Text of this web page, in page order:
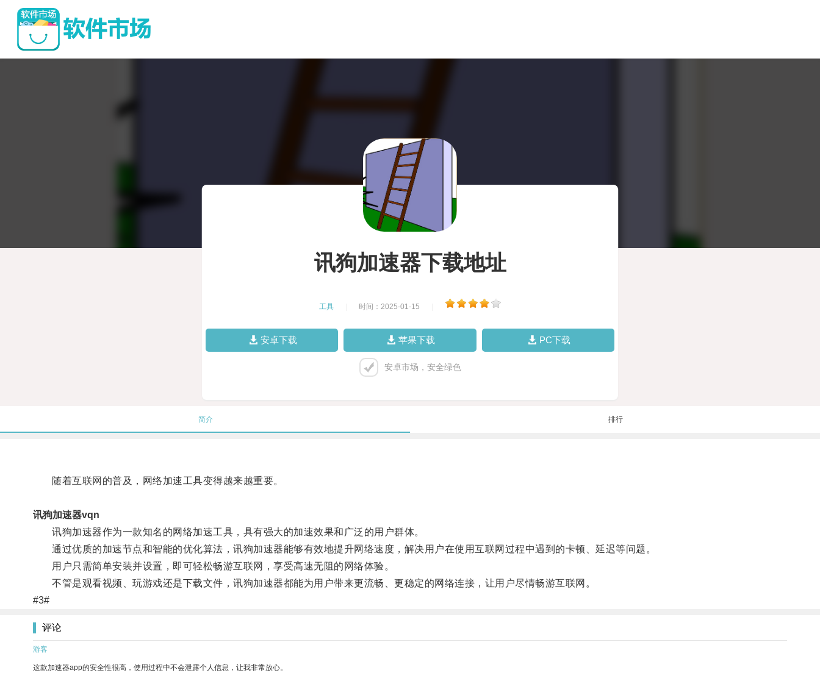
讯狗加速器下载地址
工具 时间：2025-01-15
安卓下载 苹果下载 PC下载
安卓市场，安全绿色
简介 排行
随着互联网的普及，网络加速工具变得越来越重要。
讯狗加速器vqn
讯狗加速器作为一款知名的网络加速工具，具有强大的加速效果和广泛的用户群体。
通过优质的加速节点和智能的优化算法，讯狗加速器能够有效地提升网络速度，解决用户在使用互联网过程中遇到的卡顿、延迟等问题。
用户只需简单安装并设置，即可轻松畅游互联网，享受高速无阻的网络体验。
不管是观看视频、玩游戏还是下载文件，讯狗加速器都能为用户带来更流畅、更稳定的网络连接，让用户尽情畅游互联网。
#3#
评论
游客
这款加速器app的安全性很高，使用过程中不会泄露个人信息，让我非常放心。